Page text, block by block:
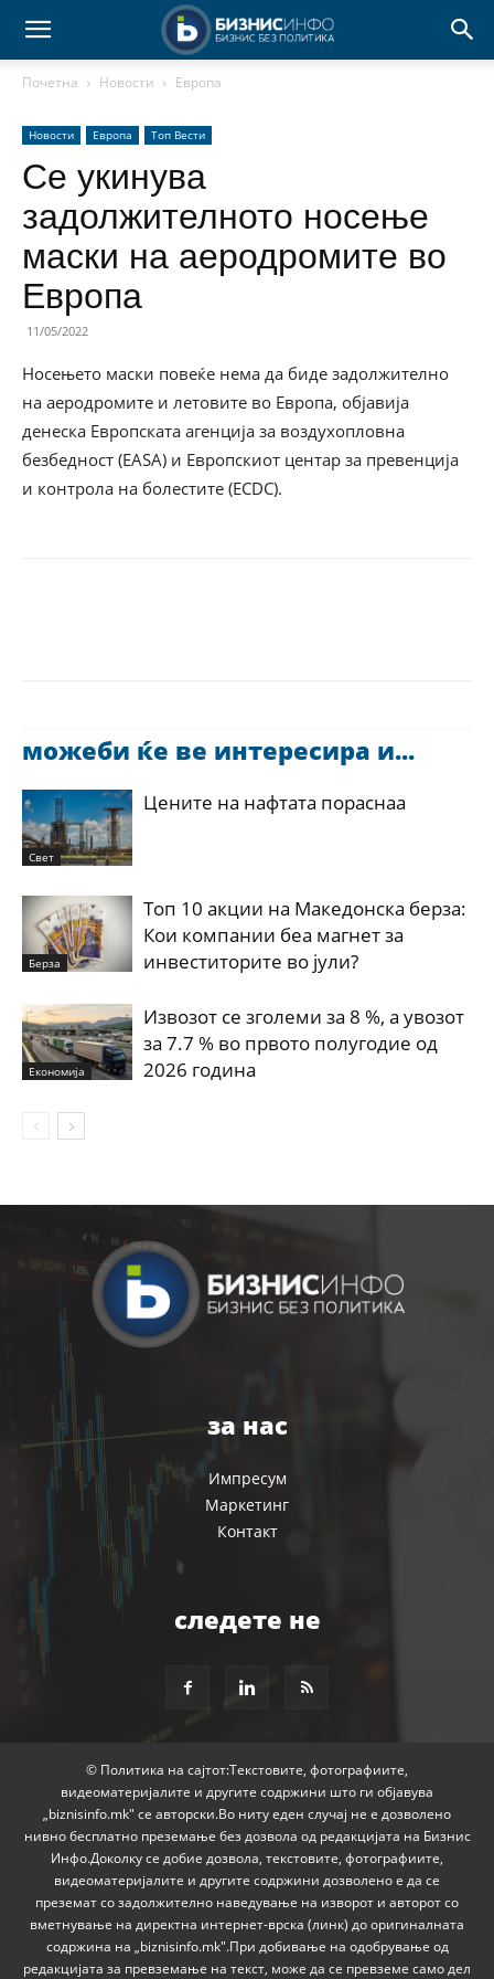
Почетна Новости Европа
Новости Европа Топ Вести
Се укинува
задолжителното носење
маски на аеродромите во
Европа
11/05/2022
Носењето маски повеќе нема да биде задолжително
на аеродромите и летовите во Европа, објавија
денеска Европската агенција за воздухопловна
безбедност (EASA) и Европскиот центар за превенција
и контрола на болестите (ECDC).
можеби ќе ве интересира и...
Свет
Цените на нафтата пораснаа
Берза
Топ 10 акции на Македонска берза:
Кои компании беа магнет за
инвеститорите во јули?
Економија
Извозот се зголеми за 8 %, а увозот
за 7.7 % во првото полугодие од
2026 година
за нас
Импресум
Маркетинг
Контакт
следете не
© Политика на сајтот:Текстовите, фотографиите,
видеоматеријалите и другите содржини што ги објавува
„biznisinfo.mk" се авторски.Во ниту еден случај не е дозволено
нивно бесплатно преземање без дозвола од редакцијата на Бизнис
Инфо.Доколку се добие дозвола, текстовите, фотографиите,
видеоматеријалите и другите содржини дозволено е да се
преземат со задолжително наведување на изворот и авторот со
вметнување на директна интернет-врска (линк) до оригиналната
содржина на „biznisinfo.mk".При добивање на одобрување од
редакцијата за превземање на текст, може да се превземе само дел